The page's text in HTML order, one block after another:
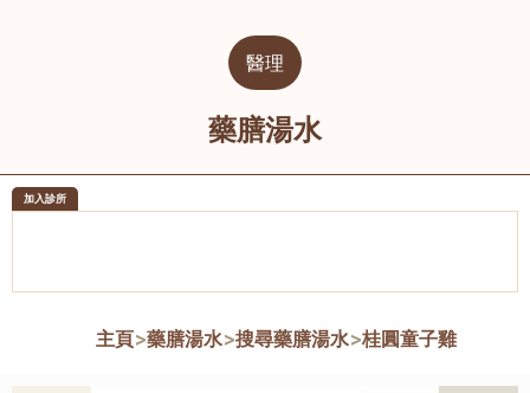
醫理
藥膳湯水
加入診所
主頁>藥膳湯水>搜尋藥膳湯水>桂圓童子雞